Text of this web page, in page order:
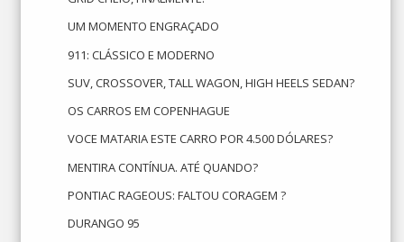
UM MOMENTO ENGRAÇADO
911: CLÁSSICO E MODERNO
SUV, CROSSOVER, TALL WAGON, HIGH HEELS SEDAN?
OS CARROS EM COPENHAGUE
VOCE MATARIA ESTE CARRO POR 4.500 DÓLARES?
MENTIRA CONTÍNUA. ATÉ QUANDO?
PONTIAC RAGEOUS: FALTOU CORAGEM ?
DURANGO 95